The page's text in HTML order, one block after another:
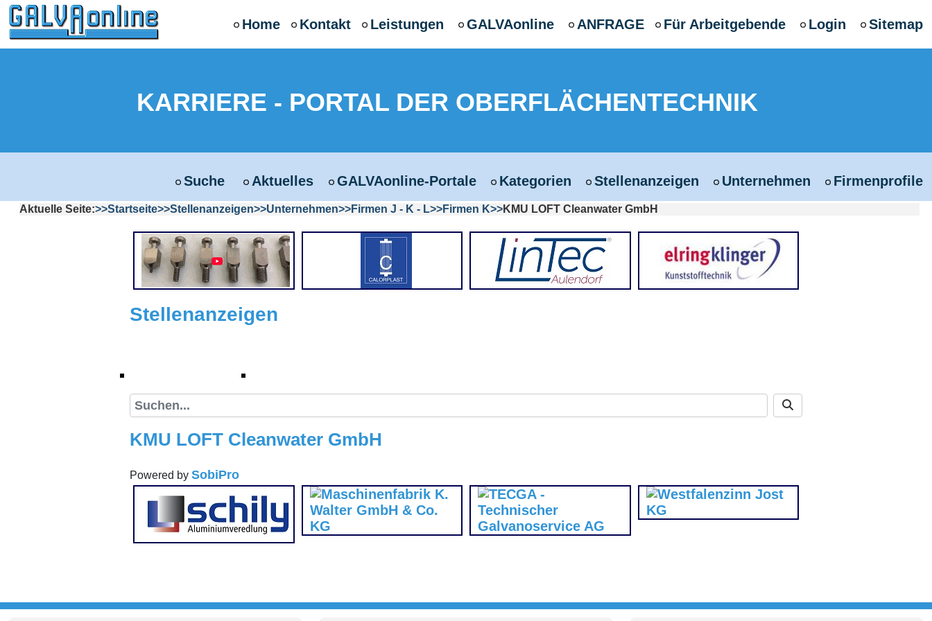
Home Kontakt Leistungen GALVAonline ANFRAGE Für Arbeitgebende Login Sitemap
KARRIERE - PORTAL DER OBERFLÄCHENTECHNIK
Suche Aktuelles GALVAonline-Portale Kategorien Stellenanzeigen Unternehmen Firmenprofile
Aktuelle Seite: Startseite Stellenanzeigen Unternehmen Firmen J - K - L Firmen K KMU LOFT Cleanwater GmbH
Stellenanzeigen
Stellenanzeigen
KMU LOFT Cleanwater GmbH
Powered by SobiPro